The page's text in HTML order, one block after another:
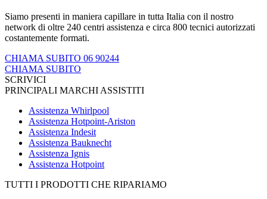
Siamo presenti in maniera capillare in tutta Italia con il nostro
network di oltre 240 centri assistenza e circa 800 tecnici autorizzati
costantemente formati.
CHIAMA SUBITO 06 90244
CHIAMA SUBITO
SCRIVICI
PRINCIPALI MARCHI ASSISTITI
Assistenza Whirlpool
Assistenza Hotpoint-Ariston
Assistenza Indesit
Assistenza Bauknecht
Assistenza Ignis
Assistenza Hotpoint
TUTTI I PRODOTTI CHE RIPARIAMO